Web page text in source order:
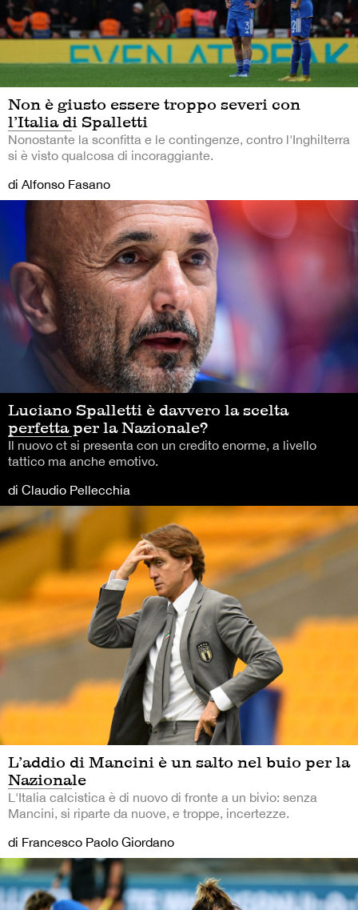
Non è giusto essere troppo severi con
l’Italia di Spalletti
Nonostante la sconfitta e le contingenze, contro l'Inghilterra
si è visto qualcosa di incoraggiante.
di Alfonso Fasano
Luciano Spalletti è davvero la scelta
perfetta per la Nazionale?
Il nuovo ct si presenta con un credito enorme, a livello
tattico ma anche emotivo.
di Claudio Pellecchia
L’addio di Mancini è un salto nel buio per la
Nazionale
L'Italia calcistica è di nuovo di fronte a un bivio: senza
Mancini, si riparte da nuove, e troppe, incertezze.
di Francesco Paolo Giordano